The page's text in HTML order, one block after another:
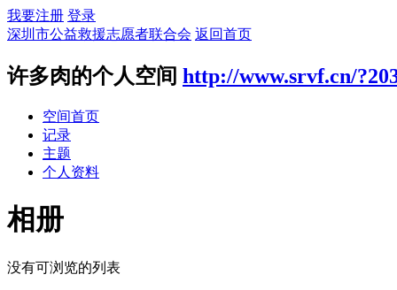
我要注册 登录
深圳市公益救援志愿者联合会 返回首页
许多肉的个人空间 http://www.srvf.cn/
空间首页
记录
主题
个人资料
相册
没有可浏览的列表